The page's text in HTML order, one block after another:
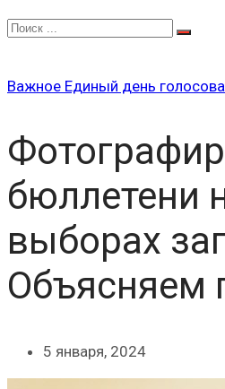
Важное Единый день
бюллетени
выборах
Объясняем
5 января, 2024